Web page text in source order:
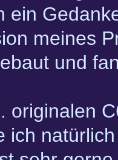
ein
meines
und
originalen
ich